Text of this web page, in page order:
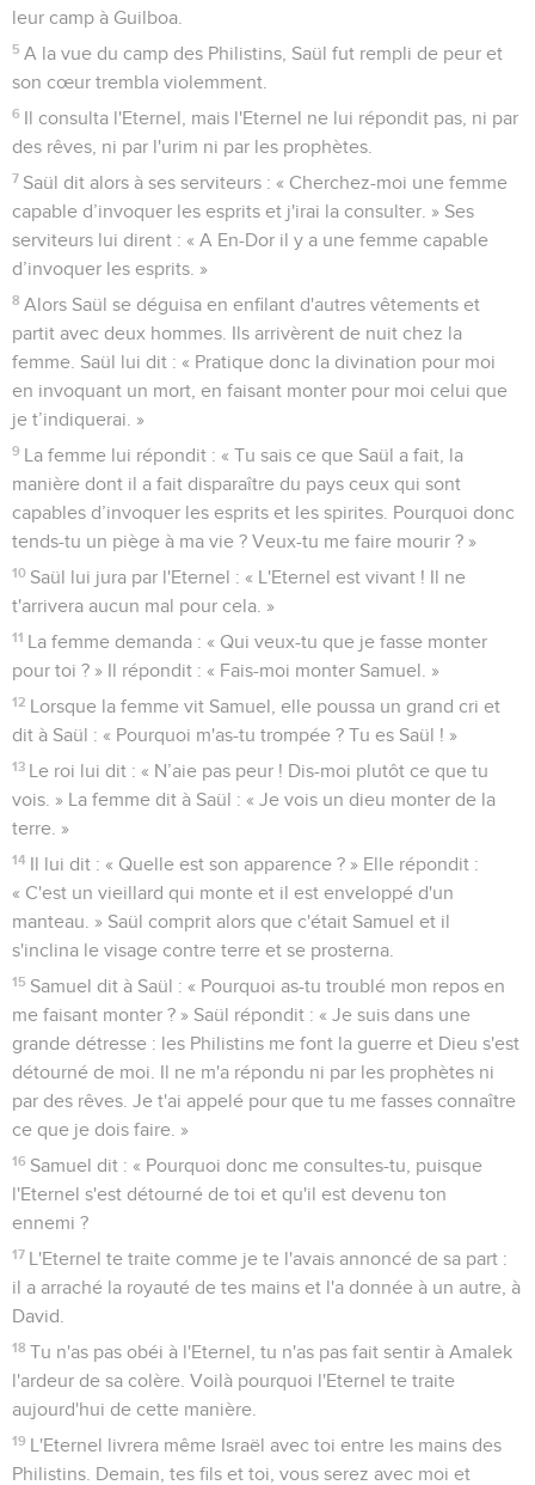
leur camp à Guilboa.
5 A la vue du camp des Philistins, Saül fut rempli de peur et
son cœur trembla violemment.
6 Il consulta l'Eternel, mais l'Eternel ne lui répondit pas, ni par
des rêves, ni par l'urim ni par les prophètes.
7 Saül dit alors à ses serviteurs : « Cherchez-moi une femme
capable d’invoquer les esprits et j'irai la consulter. » Ses
serviteurs lui dirent : « A En-Dor il y a une femme capable
d’invoquer les esprits. »
8 Alors Saül se déguisa en enfilant d'autres vêtements et
partit avec deux hommes. Ils arrivèrent de nuit chez la
femme. Saül lui dit : « Pratique donc la divination pour moi
en invoquant un mort, en faisant monter pour moi celui que
je t’indiquerai. »
9 La femme lui répondit : « Tu sais ce que Saül a fait, la
manière dont il a fait disparaître du pays ceux qui sont
capables d’invoquer les esprits et les spirites. Pourquoi donc
tends-tu un piège à ma vie ? Veux-tu me faire mourir ? »
10 Saül lui jura par l'Eternel : « L'Eternel est vivant ! Il ne
t'arrivera aucun mal pour cela. »
11 La femme demanda : « Qui veux-tu que je fasse monter
pour toi ? » Il répondit : « Fais-moi monter Samuel. »
12 Lorsque la femme vit Samuel, elle poussa un grand cri et
dit à Saül : « Pourquoi m'as-tu trompée ? Tu es Saül ! »
13 Le roi lui dit : « N’aie pas peur ! Dis-moi plutôt ce que tu
vois. » La femme dit à Saül : « Je vois un dieu monter de la
terre. »
14 Il lui dit : « Quelle est son apparence ? » Elle répondit :
« C'est un vieillard qui monte et il est enveloppé d'un
manteau. » Saül comprit alors que c'était Samuel et il
s'inclina le visage contre terre et se prosterna.
15 Samuel dit à Saül : « Pourquoi as-tu troublé mon repos en
me faisant monter ? » Saül répondit : « Je suis dans une
grande détresse : les Philistins me font la guerre et Dieu s'est
détourné de moi. Il ne m'a répondu ni par les prophètes ni
par des rêves. Je t'ai appelé pour que tu me fasses connaître
ce que je dois faire. »
16 Samuel dit : « Pourquoi donc me consultes-tu, puisque
l'Eternel s'est détourné de toi et qu'il est devenu ton
ennemi ?
17 L'Eternel te traite comme je te l'avais annoncé de sa part :
il a arraché la royauté de tes mains et l'a donnée à un autre, à
David.
18 Tu n'as pas obéi à l'Eternel, tu n'as pas fait sentir à Amalek
l'ardeur de sa colère. Voilà pourquoi l'Eternel te traite
aujourd'hui de cette manière.
19 L'Eternel livrera même Israël avec toi entre les mains des
Philistins. Demain, tes fils et toi, vous serez avec moi et